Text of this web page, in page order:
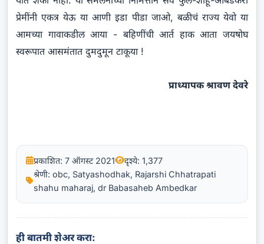
प्रेमींनी एकत्र येऊ या आणी इडा पीडा जाओ, बळीचं राज्य येवो या
आमच्या गावाकडील आया - बहिणींची आर्त हाक आता जयषोघ
स्वरूपात आसमंतात दुमदुमून टाकूया !
प्राध्यापक श्रावण देवरे
प्रकाशित: 7 ऑगस्ट 2021
दृश्ये: 1,377
श्रेणी: obc, Satyashodhak, Rajarshi Chhatrapati
shahu maharaj, dr Babasaheb Ambedkar
ही बातमी शेअर करा: